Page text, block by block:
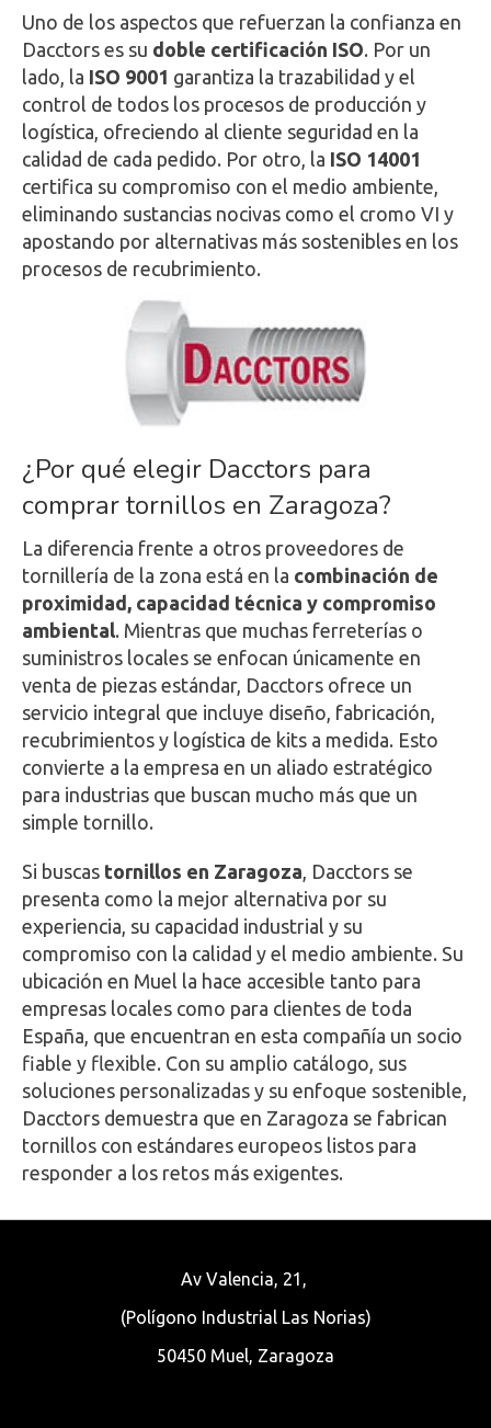
Uno de los aspectos que refuerzan la confianza en
Dacctors es su doble certificación ISO. Por un
lado, la ISO 9001 garantiza la trazabilidad y el
control de todos los procesos de producción y
logística, ofreciendo al cliente seguridad en la
calidad de cada pedido. Por otro, la ISO 14001
certifica su compromiso con el medio ambiente,
eliminando sustancias nocivas como el cromo VI y
apostando por alternativas más sostenibles en los
procesos de recubrimiento.
¿Por qué elegir Dacctors para
comprar tornillos en Zaragoza?
La diferencia frente a otros proveedores de
tornillería de la zona está en la combinación de
proximidad, capacidad técnica y compromiso
ambiental. Mientras que muchas ferreterías o
suministros locales se enfocan únicamente en
venta de piezas estándar, Dacctors ofrece un
servicio integral que incluye diseño, fabricación,
recubrimientos y logística de kits a medida. Esto
convierte a la empresa en un aliado estratégico
para industrias que buscan mucho más que un
simple tornillo.
Si buscas tornillos en Zaragoza, Dacctors se
presenta como la mejor alternativa por su
experiencia, su capacidad industrial y su
compromiso con la calidad y el medio ambiente. Su
ubicación en Muel la hace accesible tanto para
empresas locales como para clientes de toda
España, que encuentran en esta compañía un socio
fiable y flexible. Con su amplio catálogo, sus
soluciones personalizadas y su enfoque sostenible,
Dacctors demuestra que en Zaragoza se fabrican
tornillos con estándares europeos listos para
responder a los retos más exigentes.
Av Valencia, 21,
(Polígono Industrial Las Norias)
50450 Muel, Zaragoza